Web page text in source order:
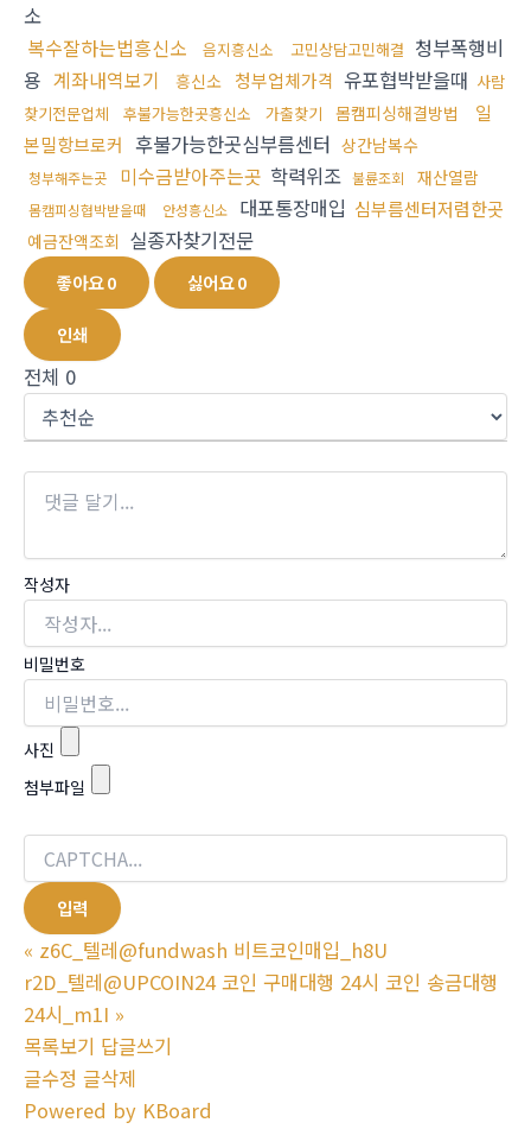
소
복수잘하는법흥신소
음지흥신소 고민상담고민해결 청부폭행비
용 계좌내역보기 흥신소 청부업체가격 유포협박받을때 사람
찾기전문업체
후불가능한곳흥신소 가출찾기 몸캠피싱해결방법
일
본밀항브로커 후불가능한곳심부름센터 상간남복수
청부해주는곳 미수금받아주는곳 학력위조 불륜조회 재산열람
몸캠피싱협박받을때 안성흥신소 대포통장매입 심부름센터저렴한곳
예금잔액조회 실종자찾기전문
좋아요0 싫어요0
인쇄
전체 0
작성자
비밀번호
사진
첨부파일
« z6C_텔레@fundwash 비트코인매입_h8U
r2D_텔레@UPCOIN24 코인 구매대행 24시 코인 송금대행
24시_m1I »
목록보기 답글쓰기
글수정 글삭제
Powered by KBoard